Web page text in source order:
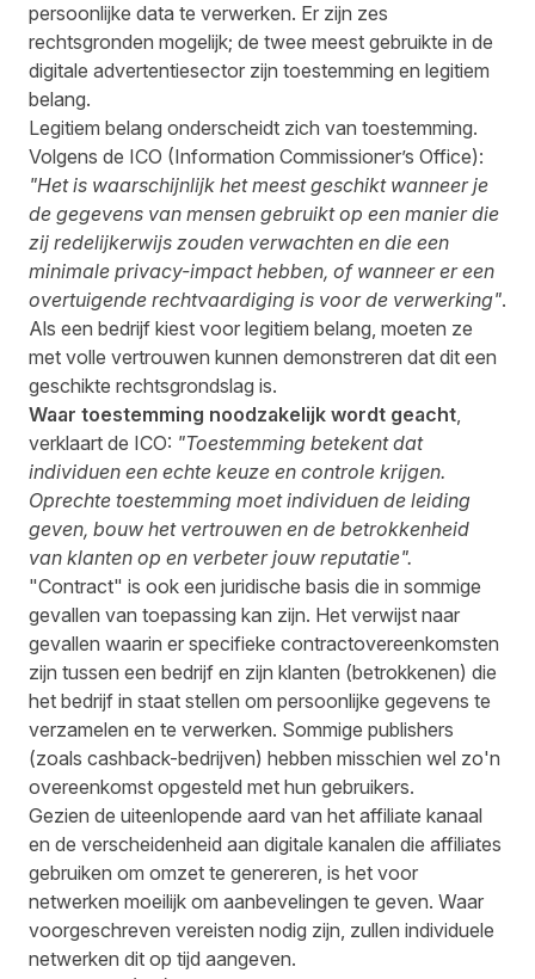
persoonlijke data te verwerken. Er zijn zes
rechtsgronden mogelijk; de twee meest gebruikte in de
digitale advertentiesector zijn toestemming en legitiem
belang.
Legitiem belang onderscheidt zich van toestemming.
Volgens de ICO (Information Commissioner’s Office):
"Het is waarschijnlijk het meest geschikt wanneer je
de gegevens van mensen gebruikt op een manier die
zij redelijkerwijs zouden verwachten en die een
minimale privacy-impact hebben, of wanneer er een
overtuigende rechtvaardiging is voor de verwerking".
Als een bedrijf kiest voor legitiem belang, moeten ze
met volle vertrouwen kunnen demonstreren dat dit een
geschikte rechtsgrondslag is.
Waar toestemming noodzakelijk wordt geacht,
verklaart de ICO: "Toestemming betekent dat
individuen een echte keuze en controle krijgen.
Oprechte toestemming moet individuen de leiding
geven, bouw het vertrouwen en de betrokkenheid
van klanten op en verbeter jouw reputatie".
"Contract" is ook een juridische basis die in sommige
gevallen van toepassing kan zijn. Het verwijst naar
gevallen waarin er specifieke contractovereenkomsten
zijn tussen een bedrijf en zijn klanten (betrokkenen) die
het bedrijf in staat stellen om persoonlijke gegevens te
verzamelen en te verwerken. Sommige publishers
(zoals cashback-bedrijven) hebben misschien wel zo'n
overeenkomst opgesteld met hun gebruikers.
Gezien de uiteenlopende aard van het affiliate kanaal
en de verscheidenheid aan digitale kanalen die affiliates
gebruiken om omzet te genereren, is het voor
netwerken moeilijk om aanbevelingen te geven. Waar
voorgeschreven vereisten nodig zijn, zullen individuele
netwerken dit op tijd aangeven.